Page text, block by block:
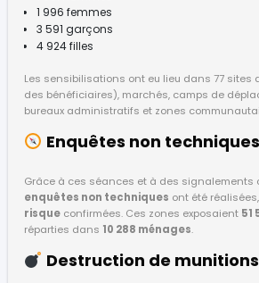
1 996 femmes
3 591 garçons
4 924 filles
Les sensibilisations ont eu lieu dans 77 sites
des bénéficiaires), marchés, camps de
bureaux administratifs et zones
Enquêtes non techniques
Grâce à ces séances et à des signalements
enquêtes non techniques ont été
risque confirmées. Ces zones exposaient 51
réparties dans 10 288 ménages.
Destruction de munitions